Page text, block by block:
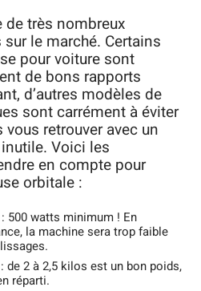
de très nombreux
le marché. Certains
pour voiture sont
de bons rapports
d’autres modèles de
sont carrément à éviter
retrouver avec un
Voici les
en compte pour
orbitale :
500 watts minimum ! En
la machine sera trop faible
de 2 à 2,5 kilos est un bon poids,
réparti.